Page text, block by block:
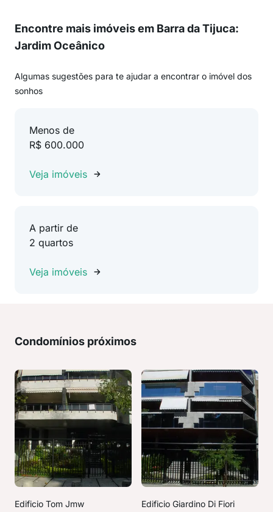
Encontre mais imóveis em Barra da Tijuca:
Jardim Oceânico
Algumas sugestões para te ajudar a encontrar o imóvel dos
sonhos
Menos de
R$ 600.000
Veja imóveis
A partir de
2 quartos
Veja imóveis
Condomínios próximos
Edificio Tom Jmw Edificio Giardino Di Fiori